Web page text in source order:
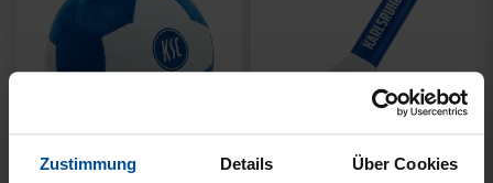
Zustimmung Details Über Cookies